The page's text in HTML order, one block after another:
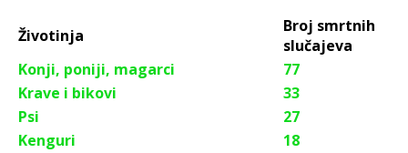
Životinja
Broj smrtnih
slučajeva
Konji, poniji, magarci
77
Krave i bikovi
33
Psi
27
Kenguri
18